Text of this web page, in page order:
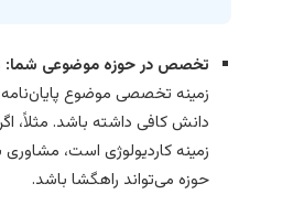
تخصص در حوزه موضوعی شما:
زمینه تخصصی موضوع
دانش کافی داشته باشد. مثلاً،
زمینه کاردیولوژی است،
حوزه می‌تواند راهگشا باشد.